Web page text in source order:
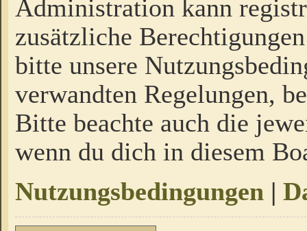
Administration kann
zusätzliche
bitte unsere
verwandten Regelungen,
Bitte beachte auch die
wenn du dich in diesem
Nutzungsbedingungen |